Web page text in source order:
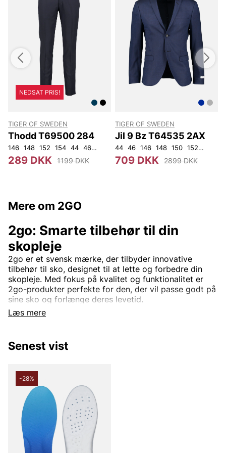
NEDSAT PRIS!
TIGER OF SWEDEN
Thodd T69500 284
146 148 152 154 44 46 48 50 52 54 56 92 104
289 DKK 1199 DKK
TIGER OF SWEDEN
Jil 9 Bz T64535 2AX
44 46 146 148 150 152 92
709 DKK 2899 DKK
Mere om 2GO
Læs mere
2go: Smarte tilbehør til din
skopleje
2go er et svensk mærke, der tilbyder innovative
tilbehør til sko, designet til at lette og forbedre din
skopleje. Med fokus på kvalitet og funktionalitet er
2go-produkter perfekte for den, der vil passe godt på
sine sko og forlænge deres levetid.
Bæredygtighed og kvalitet
plejemarkedet. Ved at bruge miljøvenlige materialer og
effektive produktionsmetoder sikrer de, at deres
planeten. Hver enkelt produkt er omhyggeligt
udformet for at opfylde høje kvalitetsstandarder og
give langvarig ydeevne.
Alsidige scootertilbehør.
2gos sortiment af skotilbehør omfatter alt fra
skoinlæg og snørebånd til impregneringssprayer og
rengøringsprodukter. Disse produkter er designet til at
Senest vist
-28%